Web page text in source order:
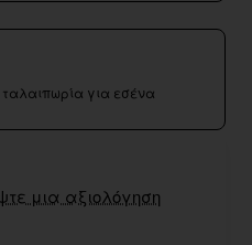
για εσένα
μια αξιολόγηση